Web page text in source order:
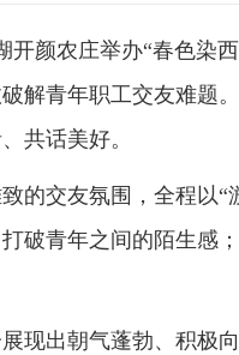
颜农庄举办“春色染
解青年职工交友难题
共话美好。
的交友氛围，全程
破青年之间的陌生感
现出朝气蓬勃、积极